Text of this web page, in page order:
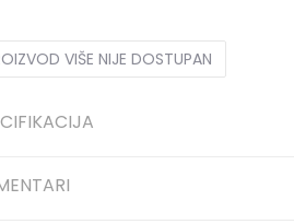
VIŠE NIJE DOSTUPAN